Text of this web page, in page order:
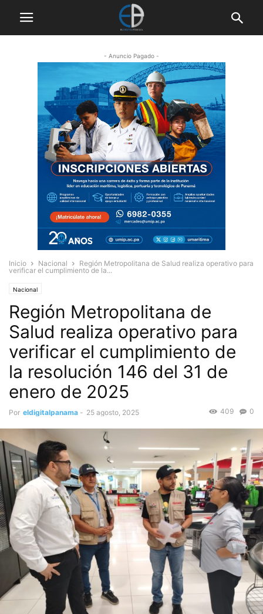
- Anuncio Pagado -
Inicio Nacional
Región Metropolitana de Salud realiza operativo para
verificar el cumplimiento de la...
Nacional
Región Metropolitana de
Salud realiza operativo para
verificar el cumplimiento de
la resolución 146 del 31 de
enero de 2025
Por eldigitalpanama - 25 agosto, 2025 0
409